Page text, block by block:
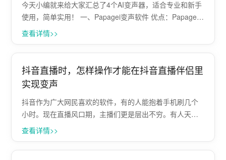
今天小编就来给大家汇总了4个AI变声器，适合专业和新手
使用，简单实用！ 一、Papagei变声软件 优点：Papagei
变声软件拥有实时变声、音频变声、视频变声和AI翻唱等
一键实时变声超级···
查看详情>>
抖音直播时，怎样操作才能在抖音直播伴侣里
实现变声
抖音作为广大网民喜欢的软件，有的人能抱着手机刷几个
小时。现在直播风口期，主播们更是层出不穷。有人天生
声音好听有感染力，有的就是天生声音不是很好听，变声
样操作才能在抖音直播伴侣里实现变声？一起···
查看详情>>